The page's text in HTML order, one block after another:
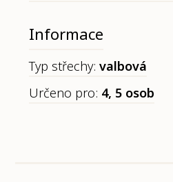
Informace
Typ střechy:valbová
Určeno pro: 4, 5 osob